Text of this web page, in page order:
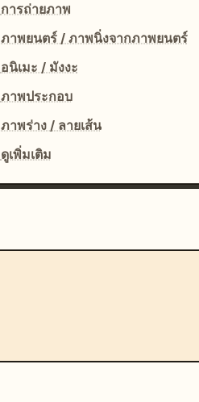
การถ่ายภาพ
ภาพยนตร์ / ภาพนิ่งจากภาพยนตร์
อนิเมะ / มังงะ
ภาพประกอบ
ภาพร่าง / ลายเส้น
ดูเพิ่มเติม